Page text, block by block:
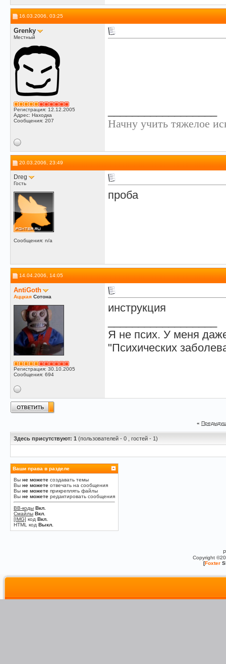
16.03.2006, 03:25
Grenky
Местный
Регистрация: 12.12.2005
Адрес: Находка
Сообщения: 207
Начну учить тяжелое
20.03.2006, 23:49
Dreg
Гость
Сообщения: n/a
проба
14.04.2006, 14:05
AntiGoth
Аццкая Сотона
Регистрация: 30.10.2005
Сообщения: 694
инструкция
Я не псих. У меня
"Психических
«
Здесь присутствуют: 1 (пользователей - 0 , гостей - 1)
Ваши права в разделе
Вы не можете создавать темы
Вы не можете отвечать на сообщения
Вы не можете прикреплять файлы
Вы не можете редактировать сообщения
BB-коды Вкл.
Смайлы Вкл.
[IMG] код Вкл.
HTML код Выкл.
Copyright
[Foxter